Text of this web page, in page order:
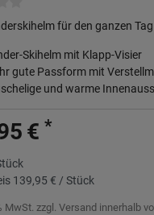
für den ganzen Tag
Skihelm mit Klapp-Visier
gute Passform mit
und warme
€ *
139,95 € / Stück
MwSt. zzgl. Versand innerhalb